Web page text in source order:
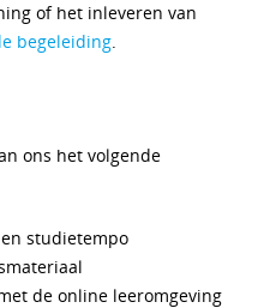
of het inleveren van
begeleiding.
ons het volgende
studietempo
de online leeromgeving